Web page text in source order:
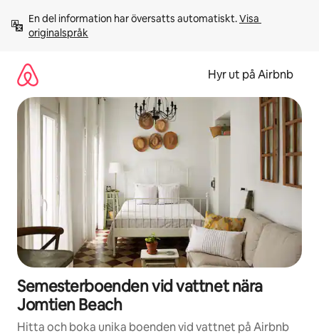
innehåll
En del information har översatts automatiskt. Visa
originalspråk
Hyr ut på Airbnb
Semesterboenden vid vattnet nära
Jomtien Beach
Hitta och boka unika boenden vid vattnet på Airbnb